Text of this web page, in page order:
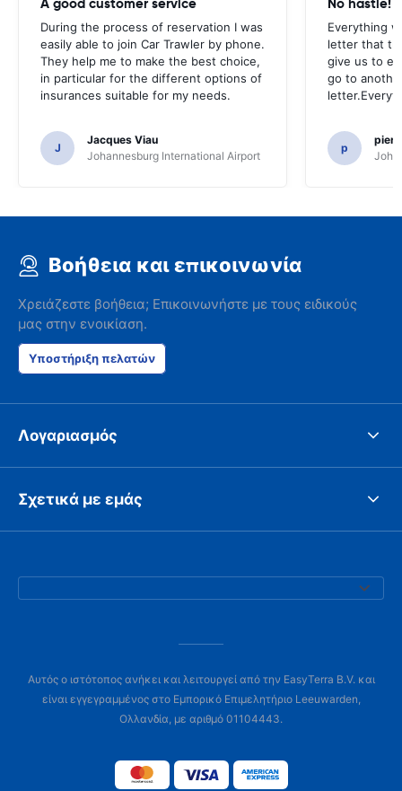
During the process of reservation I was
easily able to join Car Trawler by phone.
They help me to make the best choice,
in particular for the different options of
insurances suitable for my needs.
J
Jacques Viau
Johannesburg International Airport
Everything
letter that
give us to
go to
p
Βοήθεια και επικοινωνία
Χρειάζεστε βοήθεια; Επικοινωνήστε με τους ειδικούς
μας στην ενοικίαση.
Υποστήριξη πελατών
Λογαριασμός
Σχετικά με εμάς
Αυτός ο ιστότοπος ανήκει και λειτουργεί από την EasyTerra B.V. και
είναι εγγεγραμμένος στο Εμπορικό Επιμελητήριο Leeuwarden,
Ολλανδία, με αριθμό 01104443.